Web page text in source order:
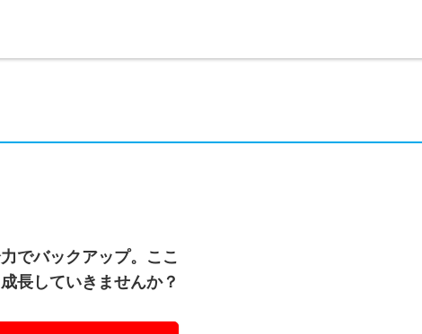
でバックアップ。ここ
長していきませんか？